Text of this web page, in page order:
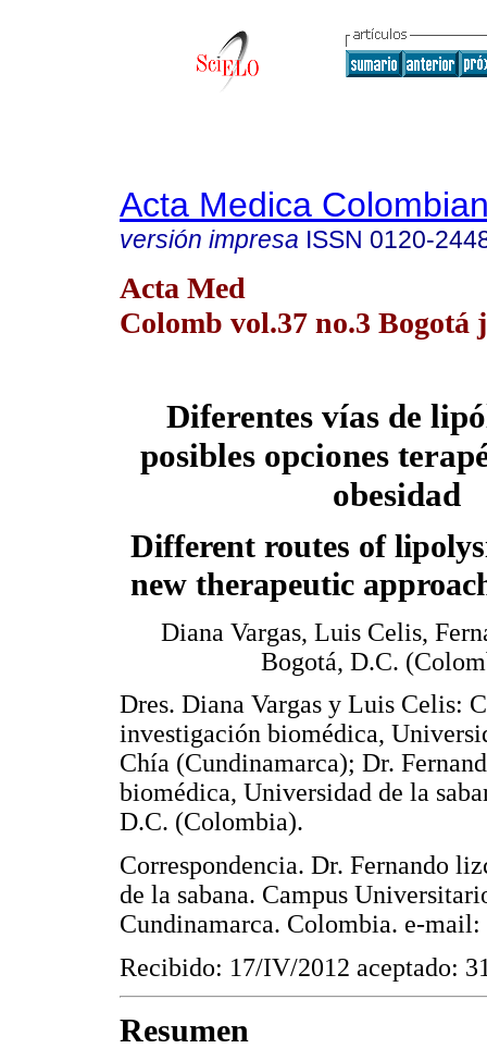
Acta Medica
versión impresa ISSN 0120-
Acta Med
Colomb vol.37 no.3 Bogotá
Diferentes vías de
posibles opciones
obesidad
Different routes of
new therapeutic
Diana Vargas, Luis Celis,
Bogotá, D.C.
Dres. Diana Vargas y Luis Celis:
investigación biomédica,
Chía (Cundinamarca); Dr.
biomédica, Universidad de la
D.C. (Colombia).
Correspondencia. Dr. Fernando
de la sabana. Campus
Cundinamarca. Colombia. e-mail:
Recibido: 17/IV/2012 aceptado:
Resumen